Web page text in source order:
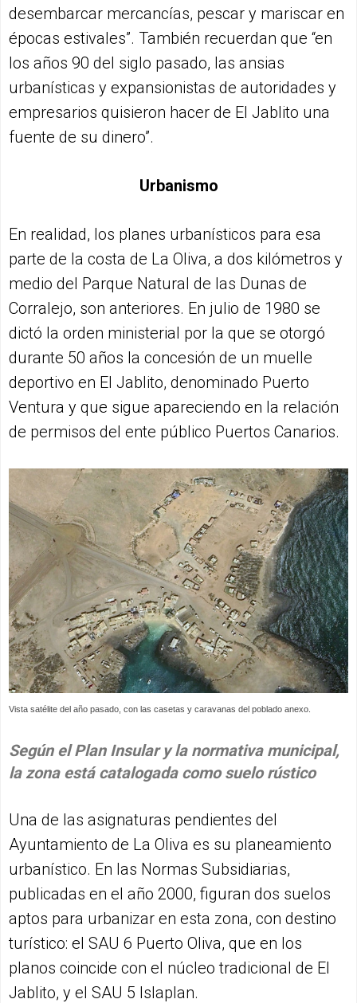
desembarcar mercancías, pescar y mariscar en
épocas estivales”. También recuerdan que “en
los años 90 del siglo pasado, las ansias
urbanísticas y expansionistas de autoridades y
empresarios quisieron hacer de El Jablito una
fuente de su dinero”.
Urbanismo
En realidad, los planes urbanísticos para esa
parte de la costa de La Oliva, a dos kilómetros y
medio del Parque Natural de las Dunas de
Corralejo, son anteriores. En julio de 1980 se
dictó la orden ministerial por la que se otorgó
durante 50 años la concesión de un muelle
deportivo en El Jablito, denominado Puerto
Ventura y que sigue apareciendo en la relación
de permisos del ente público Puertos Canarios.
Vista satélite del año pasado, con las casetas y caravanas del poblado anexo.
Según el Plan Insular y la normativa municipal,
la zona está catalogada como suelo rústico
Una de las asignaturas pendientes del
Ayuntamiento de La Oliva es su planeamiento
urbanístico. En las Normas Subsidiarias,
publicadas en el año 2000, figuran dos suelos
aptos para urbanizar en esta zona, con destino
turístico: el SAU 6 Puerto Oliva, que en los
planos coincide con el núcleo tradicional de El
Jablito, y el SAU 5 Islaplan.